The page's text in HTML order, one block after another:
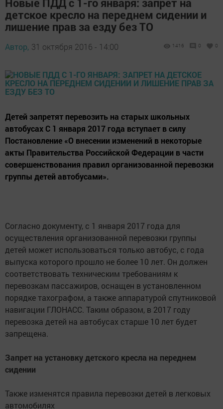
Новые ПДД с 1-го января: запрет на
детское кресло на переднем сидении и
лишение прав за езду без ТО
Автор, 31 октября 2016 - 14:00 1416 0 0
Детей запретят перевозить на старых школьных
автобусах С 1 января 2017 года вступает в силу
Постановление «О внесении изменений в некоторые
акты Правительства Российской Федерации в части
совершенствования правил организованной перевозки
группы детей автобусами».
Согласно документу, с 1 января 2017 года для
осуществления организованной перевозки группы
детей может использоваться только автобус, с года
выпуска которого прошло не более 10 лет. Он должен
соответствовать техническим требованиям к
перевозкам пассажиров, оснащен в установленном
порядке тахографом, а также аппаратурой спутниковой
навигации ГЛОНАСС. Таким образом, в 2017 году
перевозка детей на автобусах старше 10 лет будет
запрещена.
Запрет на установку детского кресла на переднем
сидении
Также изменятся правила перевозки детей в легковых
автомобилях